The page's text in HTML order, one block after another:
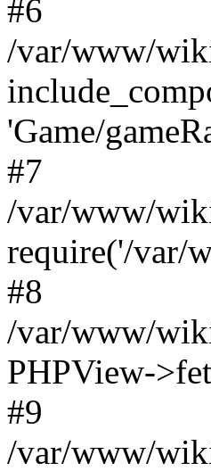
#6
/var/www/
'Game/
#7
/var/www/
require('/var/
#8
/var/www/
PHPView-
#9
/var/www/